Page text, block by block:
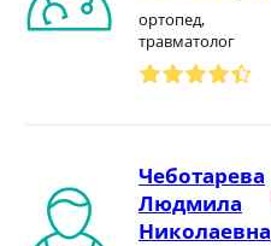
ортопед,
травматолог
Чеботарева
Людмила
Николаевна